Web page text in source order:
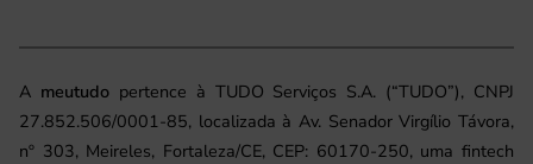
A meutudopertence à TUDO Serviços S.A. (“TUDO”), CNPJ
27.852.506/0001-85, localizada à Av. Senador Virgílio Távora,
nº 303, Meireles, Fortaleza/CE, CEP: 60170-250, uma fintech